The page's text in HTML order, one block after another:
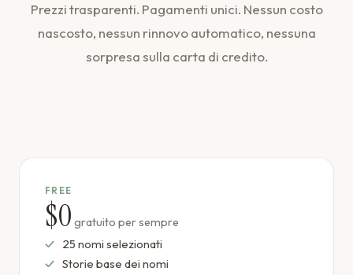
Prezzi trasparenti. Pagamenti unici. Nessun costo
nascosto, nessun rinnovo automatico, nessuna
sorpresa sulla carta di credito.
FREE
$0 gratuito per sempre
25 nomi selezionati
Storie base dei nomi